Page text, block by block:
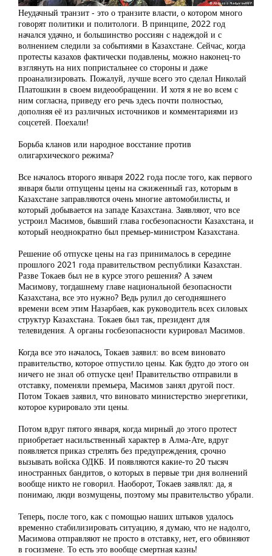
Неудачный транзит - это о транзите власти, о котором много
говорят политики и политологи. В принципе, 2022 год
начался удачно, и большинство россиян с надеждой и с
волнением следили за событиями в Казахстане. Сейчас, когда
протесты казахов фактически подавлены, можно наконец-то
взглянуть на них попристальнее со стороны и даже
проанализировать. Пожалуй, лучше всего это сделал Николай
Платошкин в своем видеообращении. И хотя я не во всем с
ним согласна, приведу его речь здесь почти полностью,
дополняя её из различных источников и комментариями из
соцсетей. Поехали!
Борьба кланов или народное восстание против
олигархического режима?
Все началось второго января 2022 года после того, как первого
января были отпущены цены на сжиженный газ, которым в
Казахстане заправляются очень многие автомобилисты, и
который добывается на западе Казахстана. Заявляют, что все
устроил Масимов, бывший глава госбезопасности Казахстана, и
который неоднократно был премьер-министром Казахстана.
Решение об отпуске цены на газ принималось в середине
прошлого 2021 года правительством республики Казахстан.
Разве Токаев был не в курсе этого решения? А зачем
Масимову, тогдашнему главе национальной безопасности
Казахстана, все это нужно? Ведь рулил до сегодняшнего
времени всем этим Назарбаев, как руководитель всех силовых
структур Казахстана. Токаев был так, президент для
телевидения. А органы госбезопасности курировал Масимов.
Когда все это началось, Токаев заявил: во всем виновато
правительство, которое отпустило цены. Как будто до этого он
ничего не знал об отпуске цен! Правительство отправили в
отставку, поменяли премьера, Масимов занял другой пост.
Потом Токаев заявил, что виновато министерство энергетики,
которое курировало эти цены.
Потом вдруг пятого января, когда мирный до этого протест
приобретает насильственный характер в Алма-Ате, вдруг
появляется приказ стрелять без предупреждения, срочно
вызывать войска ОДКБ. И появляются какие-то 20 тысяч
иностранных бандитов, о которых в первые три дня волнений
вообще никто не говорил. Наоборот, Токаев заявлял: да, я
понимаю, люди возмущены, поэтому мы правительство убрали.
Теперь, после того, как с помощью наших штыков удалось
временно стабилизировать ситуацию, я думаю, что не надолго,
Масимова отправляют не просто в отставку, нет, его обвиняют
в госизмене. То есть это вообще смертная казнь!